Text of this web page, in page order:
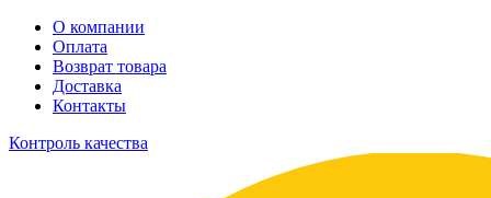
О компании
Оплата
Возврат товара
Доставка
Контакты
Контроль качества